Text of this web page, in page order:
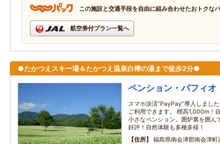
この施設と交通手段を自由に組み合わせたおトクな
航空券付プラン一覧へ
●たかつえスキー場＆たかつえ温泉白樺の湯まで徒歩2分●
ペンション・パフィオ
スマホ決済“PayPay”導入しまし
ご利用できます。 標高1,000m！
小さなペンション。囲炉裏を囲ん
好評！自然体験も多種多様！
住所
福島県南会津郡南会津